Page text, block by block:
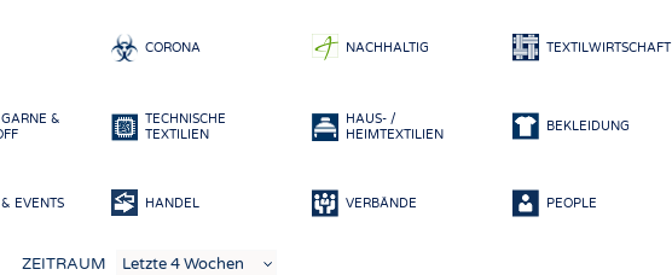
TEXTILE LEADERSHIP FASERN
GEWEBE
VLIESSTOFFE
CORONA NACHHALTIG TEXTILWIRTSCHAFT
&
TECHNISCHE
TEXTILIEN
HAUS- /
HEIMTEXTILIEN
BEKLEIDUNG
EVENTS HANDEL VERBÄNDE PEOPLE
ZEITRAUM